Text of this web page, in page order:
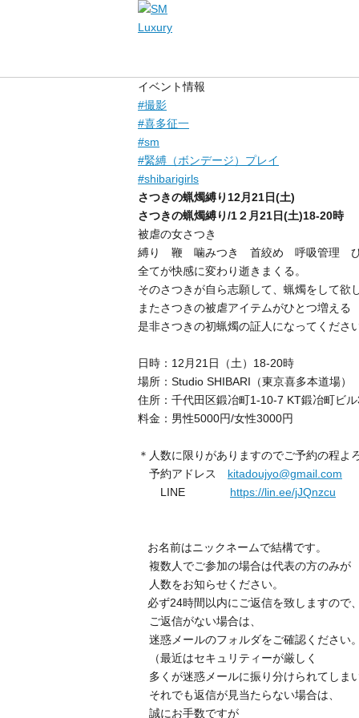
イベント情報
#撮影
#喜多征一
#sm
#緊縛（ボンデージ）プレイ
#shibarigirls
さつきの蝋燭縛り12月21日(土)
さつきの蝋燭縛り/1２月21日(土)18-20時
被虐の女さつき
縛り 鞭 噛みつき 首絞め 呼吸管理
全てが快感に変わり逝きまくる。
そのさつきが自ら志願して、蝋燭をして欲
またさつきの被虐アイテムがひとつ増える
是非さつきの初蝋燭の証人になってくださ
日時：12月21日（土）18-20時
場所：Studio SHIBARI（東京喜多本道場）
住所：千代田区鍛冶町1-10-7 KT鍛冶町ビ
料金：男性5000円/女性3000円
＊人数に限りがありますのでご予約の程よ
予約アドレス kitadoujyo@gmail.com
LINE https://lin.ee/jJQnzcu
お名前はニックネームで結構です。
複数人でご参加の場合は代表の方のみが
人数をお知らせください。
必ず24時間以内にご返信を致しますので
ご返信がない場合は、
迷惑メールのフォルダをご確認ください
（最近はセキュリティーが厳しく
多くが迷惑メールに振り分けられてしま
それでも返信が見当たらない場合は、
誠にお手数ですが